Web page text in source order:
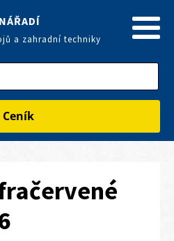
a zahradní techniky
Ceník